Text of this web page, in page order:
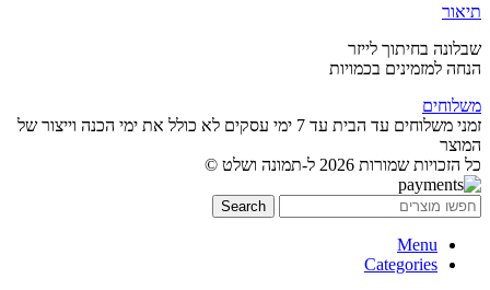
תיאור
שבלונה בחיתוך לייזר
הנחה למזמינים בכמויות
משלוחים
זמני משלוחים עד הבית עד 7 ימי עסקים לא כולל את ימי הכנה וייצור של
המוצר
כל הזכויות שמורות 2026 ל-תמונה ושלט ©
Search
Menu
Categories